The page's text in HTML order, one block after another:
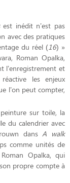
est inédit n’est pas
avec des pratiques
du réel (16) »
Roman Opalka,
l’enregistrement et
les enjeux
l’on peut compter,
sur toile, la
du calendrier avec
dansA walk
comme unités de
Opalka, qui
propre compte à